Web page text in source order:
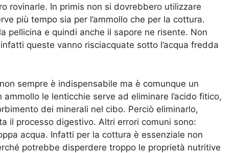
rovinarle. In primis non si dovrebbero utilizzare
più tempo sia per l’ammollo che per la cottura.
pellicina e quindi anche il sapore ne risente. Non
queste vanno risciacquate sotto l’acqua fredda
sempre è indispensabile ma è comunque un
le lenticchie serve ad eliminare l’acido fitico,
dei minerali nel cibo. Perciò eliminarlo,
il processo digestivo. Altri errori comuni sono:
acqua. Infatti per la cottura è essenziale non
potrebbe disperdere troppo le proprietà nutritive